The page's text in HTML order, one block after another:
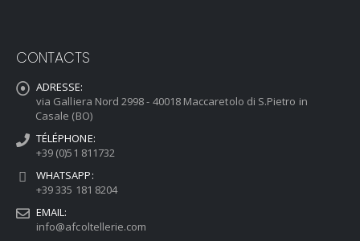
CONTACTS
ADRESSE:
via Galliera Nord 2998 - 40018 Maccaretolo di S.Pietro in
Casale (BO)
TÉLÉPHONE:
+39 (0)51 811732
WHATSAPP:
+39 335 181 8204
EMAIL:
info@afcoltellerie.com